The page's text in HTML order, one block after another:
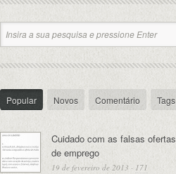
Popular Novos Comentário Tags
Cuidado com as falsas ofertas
de emprego
19 de fevereiro de 2013 · 171